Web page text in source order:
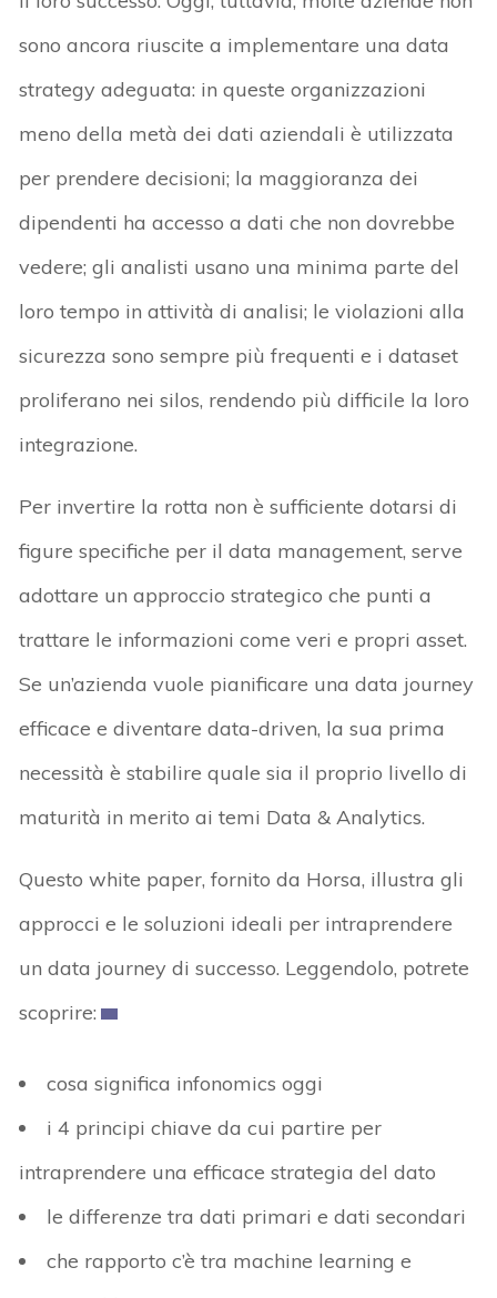
sono ancora riuscite a implementare una data
strategy adeguata: in queste organizzazioni
meno della metà dei dati aziendali è utilizzata
per prendere decisioni; la maggioranza dei
dipendenti ha accesso a dati che non dovrebbe
vedere; gli analisti usano una minima parte del
loro tempo in attività di analisi; le violazioni alla
sicurezza sono sempre più frequenti e i dataset
proliferano nei silos, rendendo più difficile la loro
integrazione.
Per invertire la rotta non è sufficiente dotarsi di
figure specifiche per il data management, serve
adottare un approccio strategico che punti a
trattare le informazioni come veri e propri asset.
Se un’azienda vuole pianificare una data journey
efficace e diventare data-driven, la sua prima
necessità è stabilire quale sia il proprio livello di
maturità in merito ai temi Data & Analytics.
Questo white paper, fornito da Horsa, illustra gli
approcci e le soluzioni ideali per intraprendere
un data journey di successo. Leggendolo, potrete
scoprire:
cosa significa infonomics oggi
i 4 principi chiave da cui partire per
intraprendere una efficace strategia del dato
le differenze tra dati primari e dati secondari
che rapporto c’è tra machine learning e